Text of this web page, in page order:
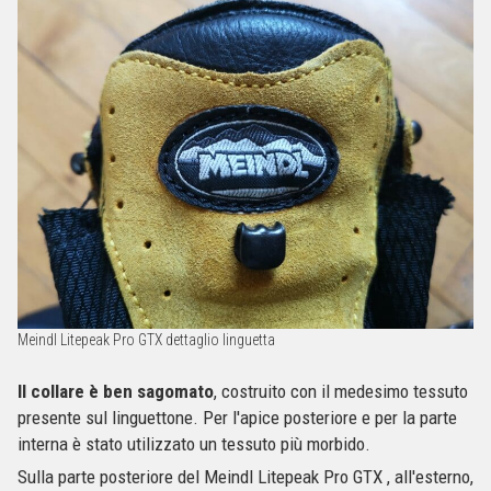
Meindl Litepeak Pro GTX dettaglio linguetta
Il collare è ben sagomato, costruito con il medesimo tessuto
presente sul linguettone. Per l'apice posteriore e per la parte
interna è stato utilizzato un tessuto più morbido.
Sulla parte posteriore del Meindl Litepeak Pro GTX , all'esterno,